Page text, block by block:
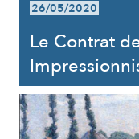
26/05/2020
Le Contrat